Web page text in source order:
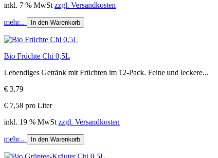
inkl. 7 % MwSt zzgl. Versandkosten
mehr... In den Warenkorb
Bio Früchte Chi 0,5L
Lebendiges Getränk mit Früchten im 12-Pack. Feine und leckere...
€ 3,79
€ 7,58 pro Liter
inkl. 19 % MwSt zzgl. Versandkosten
mehr... In den Warenkorb